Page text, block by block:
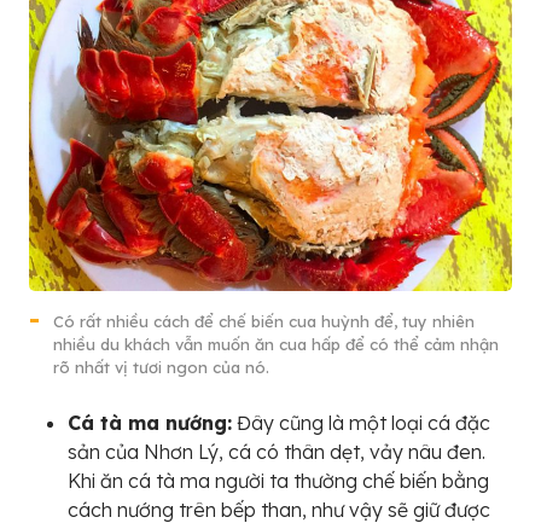
Có rất nhiều cách để chế biến cua huỳnh để, tuy nhiên
nhiều du khách vẫn muốn ăn cua hấp để có thể cảm nhận
rõ nhất vị tươi ngon của nó.
Cá tà ma nướng: Đây cũng là một loại cá đặc
sản của Nhơn Lý, cá có thân dẹt, vảy nâu đen.
Khi ăn cá tà ma người ta thường chế biến bằng
cách nướng trên bếp than, như vậy sẽ giữ được